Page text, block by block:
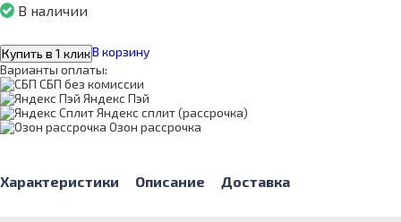
В наличии
Купить в 1 кликВ корзину
Варианты оплаты:
СБП без комиссии
Яндекс Пэй
Яндекс сплит (рассрочка)
Озон рассрочка
Характеристики Описание Доставка